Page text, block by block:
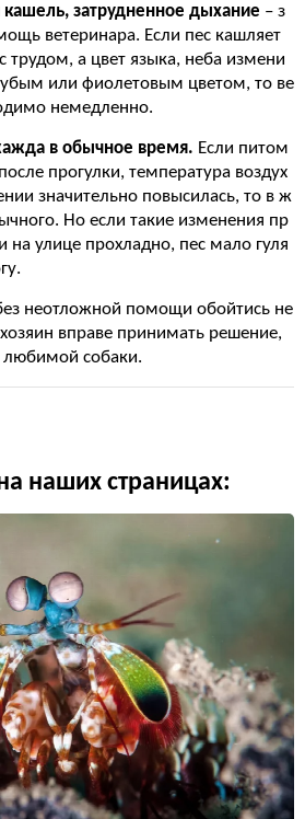
затрудненное дыхание – з
ветеринара. Если пес кашляет
трудом, а цвет языка, неба измени
или фиолетовым цветом, то ве
немедленно.
в обычное время. Если питом
прогулки, температура воздух
значительно повысилась, то в ж
Но если такие изменения пр
на улице прохладно, пес мало гуля
неотложной помощи обойтись не
вправе принимать решение,
любимой собаки.
наших страницах: